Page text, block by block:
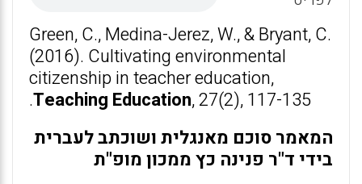
p
k
Green, C., Medina-Jerez, W., & Bryant, C.
(2016). Cultivating environmental
citizenship in teacher education,
Teaching Education, 27(2), 117-135.
המאמר סוכם מאנגלית ושוכתב לעברית
בידי ד"ר פנינה כץ ממכון מופ"ת